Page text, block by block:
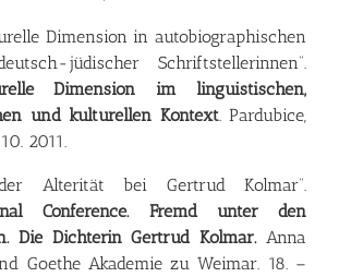
Dimension in autobiographischen
jüdischer Schriftstellerinnen”.
Dimension im linguistischen,
und kulturellen Kontext. Pardubice,
2011.
Alterität bei Gertrud Kolmar”.
Conference. Fremd unter den
Die Dichterin Gertrud Kolmar. Anna
Goethe Akademie zu Weimar. 18. –